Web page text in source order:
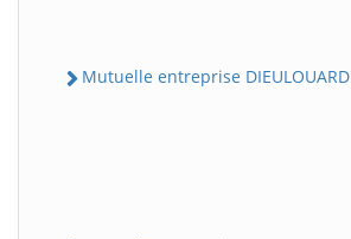
Mutuelle entreprise DIEULOUARD